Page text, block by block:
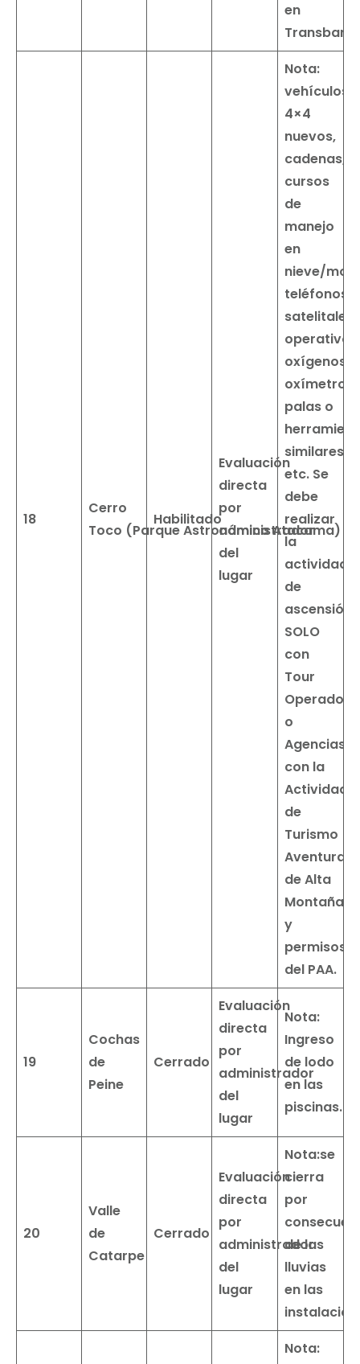
en
Transbank.
18
Cerro
Toco (ParqueAstronómicoAtacama)
Habilitado
Evaluación
directa
por
administrador
del
lugar
Nota:
vehículos
4×4
nuevos,
cadenas,
cursos
de
manejo
en
nieve/
teléfonos
satelitales
operativos,
oxígenos,
oxímetros,
palas o
similares,
etc. Se
debe
realizar
la
actividad
de
ascensión
SOLO
con
Tour
o
Agencias
con la
Actividad
de
Turismo
Aventura
de Alta
Montaña
y
permisos
del PAA.
19
Cochas
de
Peine
Cerrado
Evaluación
directa
por
administrador
del
lugar
Nota:
Ingreso
de lodo
en las
piscinas.
20
Valle
de
Catarpe
Cerrado
Evaluación
directa
por
administrador
del
lugar
Nota:se
cierra
por
de las
lluvias
en las
Nota: